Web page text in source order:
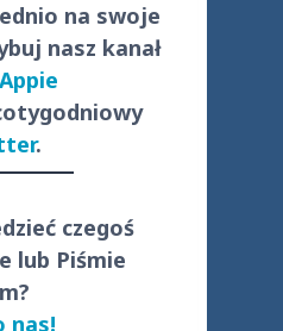
na swoje
nasz kanał
.
czegoś
lub Piśmie
nas!